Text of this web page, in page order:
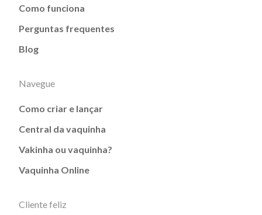
Como funciona
Perguntas frequentes
Blog
Navegue
Como criar e lançar
Central da vaquinha
Vakinha ou vaquinha?
Vaquinha Online
Cliente feliz